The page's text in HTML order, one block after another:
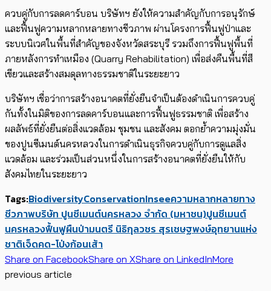
ควบคู่กับการลดคาร์บอน บริษัทฯ ยังให้ความสำคัญกับการอนุรักษ์
และฟื้นฟูความหลากหลายทางชีวภาพ ผ่านโครงการฟื้นฟูป่าและ
ระบบนิเวศในพื้นที่สำคัญของจังหวัดสระบุรี รวมถึงการฟื้นฟูพื้นที่
ภายหลังการทำเหมือง (Quarry Rehabilitation) เพื่อส่งคืนพื้นที่สี
เขียวและสร้างสมดุลทางธรรมชาติในระยะยาว
บริษัทฯ เชื่อว่าการสร้างอนาคตที่ยั่งยืนจำเป็นต้องดำเนินการควบคู่
กันทั้งในมิติของการลดคาร์บอนและการฟื้นฟูธรรมชาติ เพื่อสร้าง
ผลลัพธ์ที่ยั่งยืนต่อสิ่งแวดล้อม ชุมชน และสังคม ตอกย้ำความมุ่งมั่น
ของปูนซีเมนต์นครหลวงในการดำเนินธุรกิจควบคู่กับการดูแลสิ่ง
แวดล้อม และร่วมเป็นส่วนหนึ่งในการสร้างอนาคตที่ยั่งยืนให้กับ
สังคมไทยในระยะยาว
Tags:BiodiversityConservationInseeความหลากหลายทาง
ชีวภาพบริษัท ปูนซีเมนต์นครหลวง จำกัด (มหาชน)ปูนซีเมนต์
นครหลวงฟื้นฟูผืนป่ามนตรี นิธิกุลวชร สุรเชษฐพงษ์อุทยานแห่ง
ชาติเจ็ดคด-โป่งก้อนเส้า
Share on FacebookShare on XShare on LinkedInMore
previous article